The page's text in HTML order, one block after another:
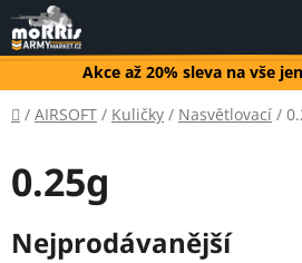
Přejít
na
obsah
Akce až 20% sleva na vše
Domů
/ AIRSOFT / Kuličky / Nasvětlovací /
0.25g
Nejprodávanější